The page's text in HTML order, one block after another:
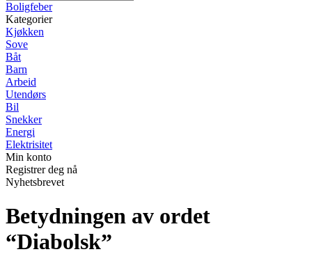
Boligfeber
Kategorier
Kjøkken
Sove
Båt
Barn
Arbeid
Utendørs
Bil
Snekker
Energi
Elektrisitet
Min konto
Registrer deg nå
Nyhetsbrevet
Betydningen av ordet
“Diabolsk”